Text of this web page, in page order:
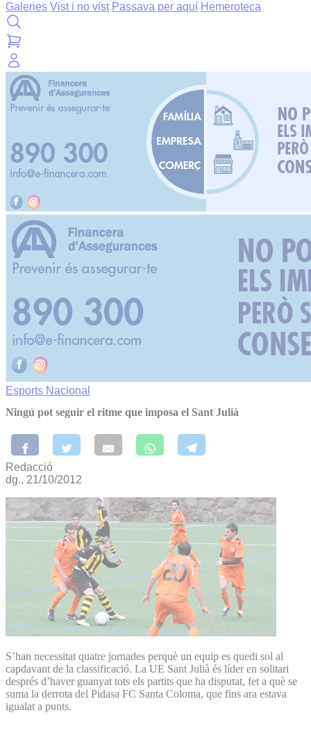
Galeries Vist i no vist Passava per aquí Hemeroteca
Esports Nacional
Ningú pot seguir el ritme que imposa el Sant Julià
Redacció
dg., 21/10/2012
S’han necessitat quatre jornades perquè un equip es quedi sol al
capdavant de la classificació. La UE Sant Julià és líder en solitari
després d’haver guanyat tots els partits que ha disputat, fet a què se
suma la derrota del Pidasa FC Santa Coloma, que fins ara estava
igualat a punts.